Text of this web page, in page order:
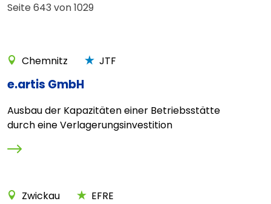
Seite 643 von 1029
Chemnitz JTF
e.artis GmbH
Ausbau der Kapazitäten einer Betriebsstätte
durch eine Verlagerungsinvestition
Zwickau EFRE